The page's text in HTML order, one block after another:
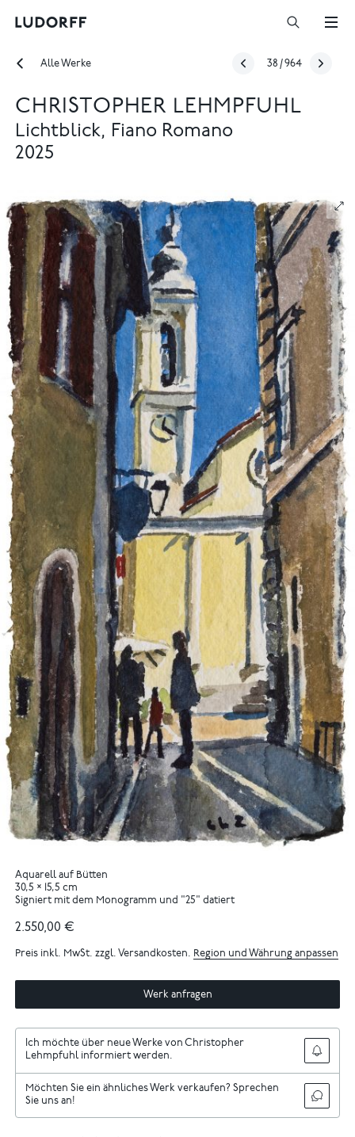
Alle Werke 38 /964
CHRISTOPHER LEHMPFUHL
Lichtblick, Fiano Romano
2025
Aquarell auf Bütten
30,5 × 15,5 cm
Signiert mit dem Monogramm und "25" datiert
2.550,00 €
Preis inkl. MwSt. zzgl. Versandkosten. Region und Währung anpassen
Werk anfragen
Ich möchte über neue Werke von Christopher
Lehmpfuhl informiert werden.
Möchten Sie ein ähnliches Werk verkaufen? Sprechen
Sie uns an!